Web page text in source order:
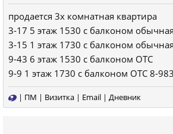
продается 3х комнатная квартира
3-17 5 этаж 1530 с балконом обычная
3-15 1 этаж 1730 с балконом обычная
9-43 6 этаж 1530 с балконом ОТС
9-9 1 этаж 1730 с балконом ОТС 8-
| ПМ | Визитка | Email | Дневник